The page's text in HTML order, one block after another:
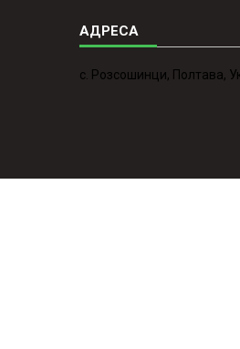
с. Розсошинци, Полтава,